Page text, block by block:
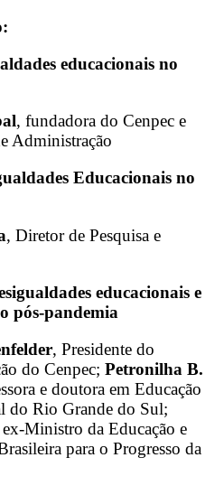
educacionais no
, fundadora do Cenpec e
Administração
Educacionais no
, Diretor de Pesquisa e
educacionais e
pós-pandemia
, Presidente do
do Cenpec; Petronilha B.
e doutora em Educação
do Rio Grande do Sul;
ex-Ministro da Educação e
para o Progresso da